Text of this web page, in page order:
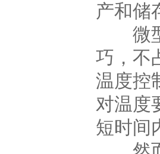
产和储
微型
巧，不
温度控
对温度
短时间